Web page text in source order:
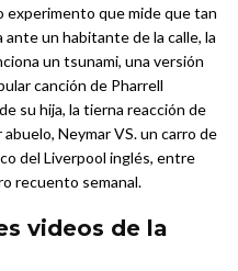
experimento que mide que tan
un habitante de la calle, la
un tsunami, una versión
canción de Pharrell
su hija, la tierna reacción de
Neymar VS. un carro de
del Liverpool inglés, entre
recuento semanal.
videos de la